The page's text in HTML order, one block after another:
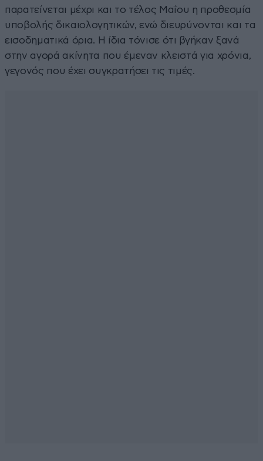
παρατείνεται μέχρι και το τέλος Μαΐου η προθεσμία
υποβολής δικαιολογητικών, ενώ διευρύνονται και τα
εισοδηματικά όρια. Η ίδια τόνισε ότι βγήκαν ξανά
στην αγορά ακίνητα που έμεναν κλειστά για χρόνια,
γεγονός που έχει συγκρατήσει τις τιμές.